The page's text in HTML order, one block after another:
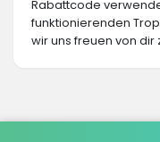
Rabattcode
funktionierenden
wir uns freuen von dir